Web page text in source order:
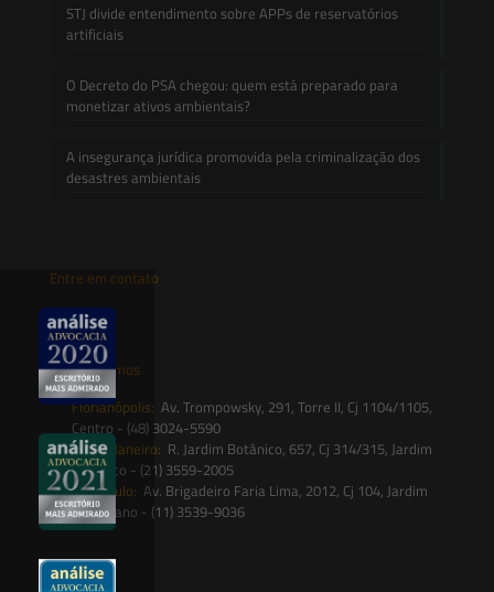
STJ divide entendimento sobre APPs de reservatórios
artificiais
O Decreto do PSA chegou: quem está preparado para
monetizar ativos ambientais?
A insegurança jurídica promovida pela criminalização dos
desastres ambientais
Entre em contato
contato@saesadvogados.com.br
Onde estamos
Florianópolis: Av. Trompowsky, 291, Torre II, Cj 1104/1105,
Centro - (48) 3024-5590
Rio de Janeiro: R. Jardim Botânico, 657, Cj 314/315, Jardim
Botânico - (21) 3559-2005
São Paulo: Av. Brigadeiro Faria Lima, 2012, Cj 104, Jardim
Paulistano - (11) 3539-9036
Siga-nos